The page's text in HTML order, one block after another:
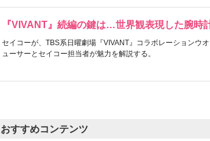
『VIVANT』続編の鍵は…世界観表現した腕時
セイコーが、TBS系日曜劇場『VIVANT』コラボレーションウ
ューサーとセイコー担当者が魅力を解説する。
おすすめコンテンツ